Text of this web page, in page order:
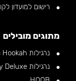
רישום למועדון
מתוגים מובילים
נרגילות Alpha Hookah
נרגילות Amy Deluxe